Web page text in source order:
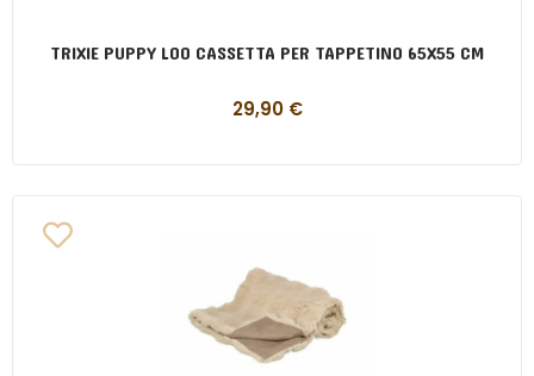
TRIXIE PUPPY LOO CASSETTA PER TAPPETINO 65X55 CM
29,90 €